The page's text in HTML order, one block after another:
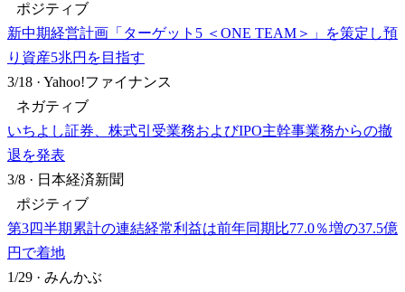
ポジティブ
新中期経営計画「ターゲット5 ＜ONE TEAM＞」を策定し預
り資産5兆円を目指す
3/18 · Yahoo!ファイナンス
ネガティブ
いちよし証券、株式引受業務およびIPO主幹事業務からの撤
退を発表
3/8 · 日本経済新聞
ポジティブ
第3四半期累計の連結経常利益は前年同期比77.0％増の37.5億
円で着地
1/29 · みんかぶ